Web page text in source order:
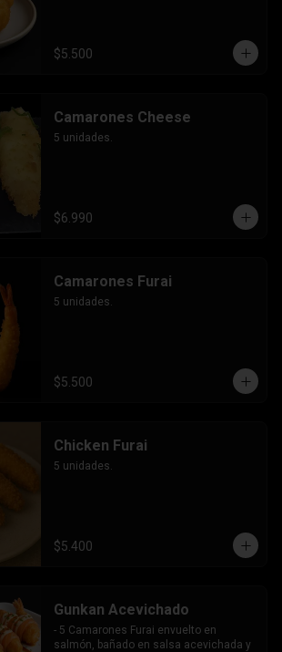
$5.500
Camarones Cheese
5 unidades.
$6.990
Camarones Furai
5 unidades.
$5.500
Chicken Furai
5 unidades.
$5.400
Gunkan Acevichado
- 5 Camarones Furai envuelto en
salmón, bañado en salsa acevichada y